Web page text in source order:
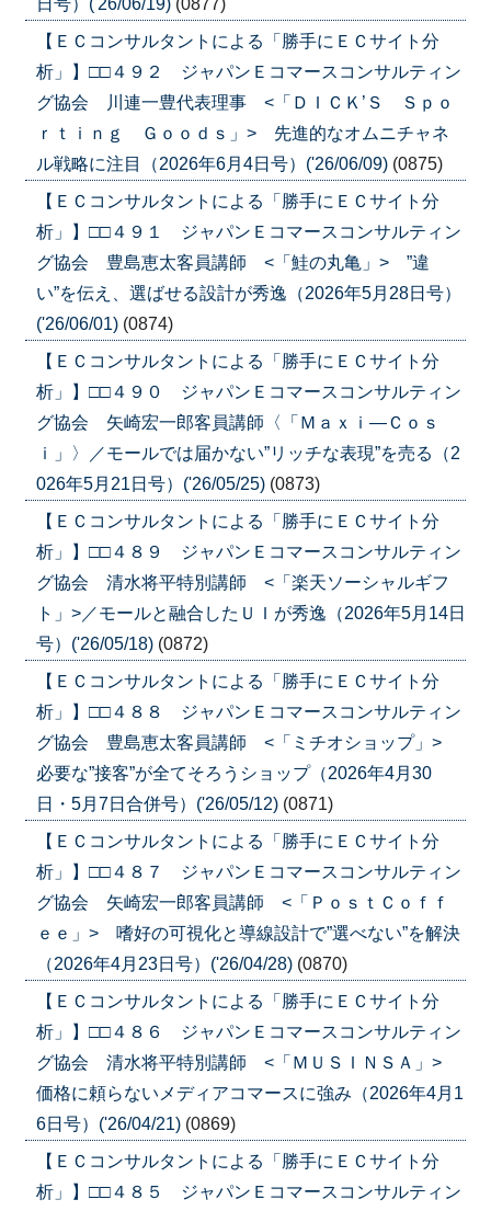
【ＥＣコンサルタントによる「勝手にＥＣサイト分
析」】□□４９２ ジャパンＥコマースコンサルティン
グ協会 川連一豊代表理事 <「ＤＩＣＫ’Ｓ Ｓｐｏ
ｒｔｉｎｇ Ｇｏｏｄｓ」> 先進的なオムニチャネ
ル戦略に注目（2026年6月4日号）('26/06/09) (0875)
【ＥＣコンサルタントによる「勝手にＥＣサイト分
析」】□□４９１ ジャパンＥコマースコンサルティン
グ協会 豊島恵太客員講師 <「鮭の丸亀」> ”違
い”を伝え、選ばせる設計が秀逸（2026年5月28日号）
('26/06/01) (0874)
【ＥＣコンサルタントによる「勝手にＥＣサイト分
析」】□□４９０ ジャパンＥコマースコンサルティン
グ協会 矢崎宏一郎客員講師〈「Ｍａｘｉ―Ｃｏｓ
ｉ」〉／モールでは届かない”リッチな表現”を売る（2
026年5月21日号）('26/05/25) (0873)
【ＥＣコンサルタントによる「勝手にＥＣサイト分
析」】□□４８９ ジャパンＥコマースコンサルティン
グ協会 清水将平特別講師 <「楽天ソーシャルギフ
ト」>／モールと融合したＵＩが秀逸（2026年5月14日
号）('26/05/18) (0872)
【ＥＣコンサルタントによる「勝手にＥＣサイト分
析」】□□４８８ ジャパンＥコマースコンサルティン
グ協会 豊島恵太客員講師 <「ミチオショップ」>
必要な”接客”が全てそろうショップ（2026年4月30
日・5月7日合併号）('26/05/12) (0871)
【ＥＣコンサルタントによる「勝手にＥＣサイト分
析」】□□４８７ ジャパンＥコマースコンサルティン
グ協会 矢崎宏一郎客員講師 <「ＰｏｓｔＣｏｆｆ
ｅｅ」> 嗜好の可視化と導線設計で”選べない”を解決
（2026年4月23日号）('26/04/28) (0870)
【ＥＣコンサルタントによる「勝手にＥＣサイト分
析」】□□４８６ ジャパンＥコマースコンサルティン
グ協会 清水将平特別講師 <「ＭＵＳＩＮＳＡ」>
価格に頼らないメディアコマースに強み（2026年4月1
6日号）('26/04/21) (0869)
【ＥＣコンサルタントによる「勝手にＥＣサイト分
析」】□□４８５ ジャパンＥコマースコンサルティン